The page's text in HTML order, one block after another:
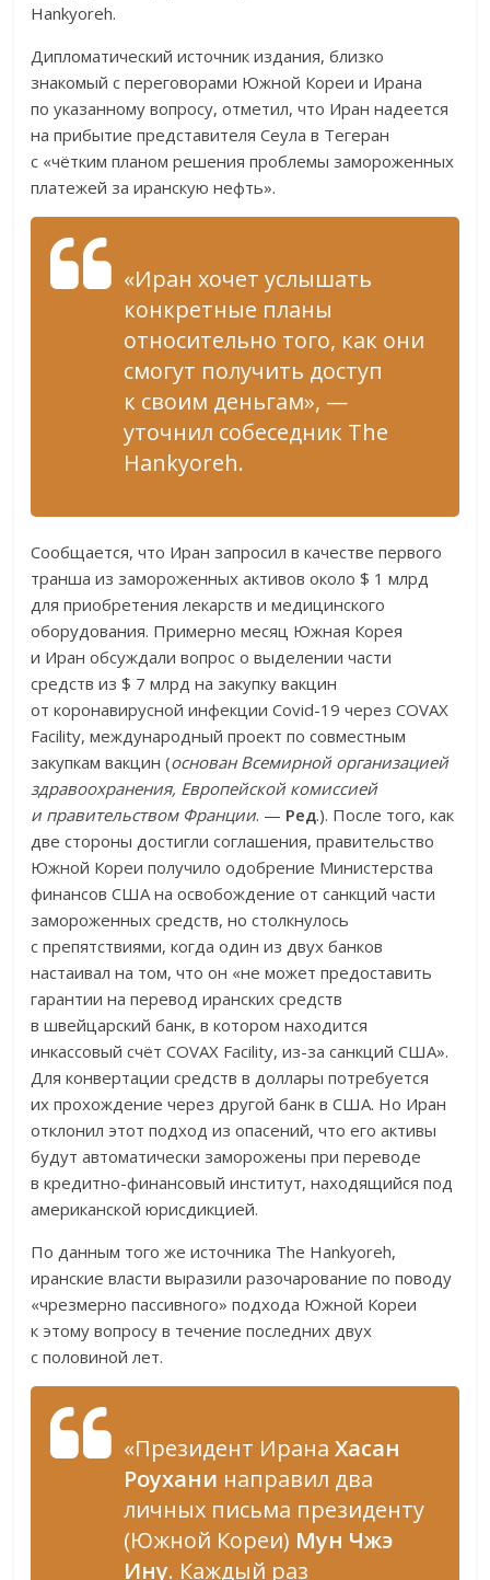
Hankyoreh.
Дипломатический источник издания, близко
знакомый с переговорами Южной Кореи и Ирана
по указанному вопросу, отметил, что Иран надеется
на прибытие представителя Сеула в Тегеран
с «чётким планом решения проблемы замороженных
платежей за иранскую нефть».
«Иран хочет услышать
конкретные планы
относительно того, как они
смогут получить доступ
к своим деньгам», —
уточнил собеседник The
Hankyoreh.
Сообщается, что Иран запросил в качестве первого
транша из замороженных активов около $ 1 млрд
для приобретения лекарств и медицинского
оборудования. Примерно месяц Южная Корея
и Иран обсуждали вопрос о выделении части
средств из $ 7 млрд на закупку вакцин
от коронавирусной инфекции Covid-19 через COVAX
Facility, международный проект по совместным
закупкам вакцин (основан Всемирной организацией
здравоохранения, Европейской комиссией
и правительством Франции. — Ред.). После того, как
две стороны достигли соглашения, правительство
Южной Кореи получило одобрение Министерства
финансов США на освобождение от санкций части
замороженных средств, но столкнулось
с препятствиями, когда один из двух банков
настаивал на том, что он «не может предоставить
гарантии на перевод иранских средств
в швейцарский банк, в котором находится
инкассовый счёт COVAX Facility, из-за санкций США».
Для конвертации средств в доллары потребуется
их прохождение через другой банк в США. Но Иран
отклонил этот подход из опасений, что его активы
будут автоматически заморожены при переводе
в кредитно-финансовый институт, находящийся под
американской юрисдикцией.
По данным того же источника The Hankyoreh,
иранские власти выразили разочарование по поводу
«чрезмерно пассивного» подхода Южной Кореи
к этому вопросу в течение последних двух
с половиной лет.
«Президент ИранаХасан
Роухани направил два
личных письма президенту
(Южной Кореи) Мун Чжэ
Ину. Каждый раз